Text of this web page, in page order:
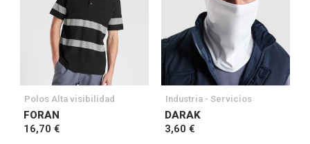
Polos Alta visibilidad
FORAN
16,70 €
Industria - Servicios
DARAK
3,60 €